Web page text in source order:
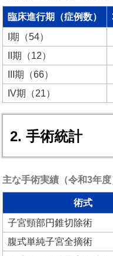
臨床進行期（症例数）
I期（54）
II期（12）
III期（66）
IV期（21）
2. 手術統計
主な手術実績（令和3年度
術式
子宮頸部円錐切除術
腹式単純子宮全摘術